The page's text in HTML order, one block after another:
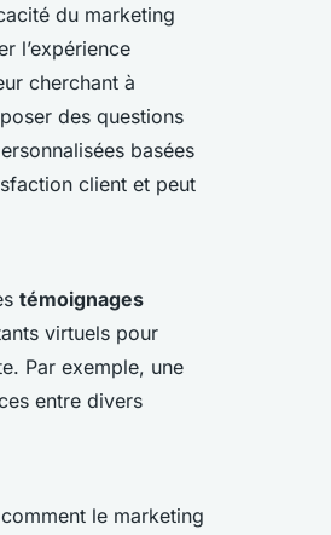
du marketing
l’expérience
cherchant à
des questions
basées
client et peut
témoignages
virtuels pour
Par exemple, une
entre divers
le marketing